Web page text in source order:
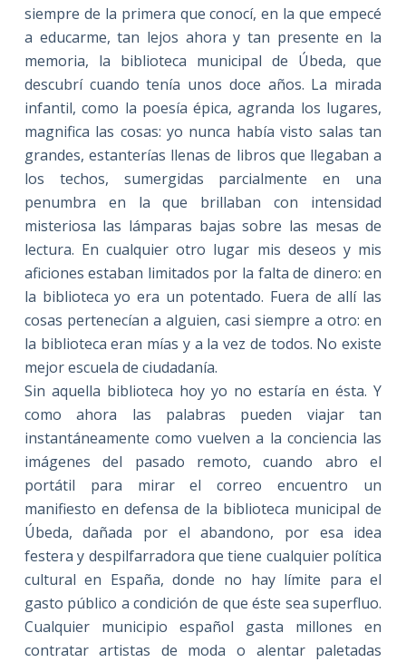
siempre de la primera que conocí, en la que empecé
a educarme, tan lejos ahora y tan presente en la
memoria, la biblioteca municipal de Úbeda, que
descubrí cuando tenía unos doce años. La mirada
infantil, como la poesía épica, agranda los lugares,
magnifica las cosas: yo nunca había visto salas tan
grandes, estanterías llenas de libros que llegaban a
los techos, sumergidas parcialmente en una
penumbra en la que brillaban con intensidad
misteriosa las lámparas bajas sobre las mesas de
lectura. En cualquier otro lugar mis deseos y mis
aficiones estaban limitados por la falta de dinero: en
la biblioteca yo era un potentado. Fuera de allí las
cosas pertenecían a alguien, casi siempre a otro: en
la biblioteca eran mías y a la vez de todos. No existe
mejor escuela de ciudadanía.
Sin aquella biblioteca hoy yo no estaría en ésta. Y
como ahora las palabras pueden viajar tan
instantáneamente como vuelven a la conciencia las
imágenes del pasado remoto, cuando abro el
portátil para mirar el correo encuentro un
manifiesto en defensa de la biblioteca municipal de
Úbeda, dañada por el abandono, por esa idea
festera y despilfarradora que tiene cualquier política
cultural en España, donde no hay límite para el
gasto público a condición de que éste sea superfluo.
Cualquier municipio español gasta millones en
contratar artistas de moda o alentar paletadas